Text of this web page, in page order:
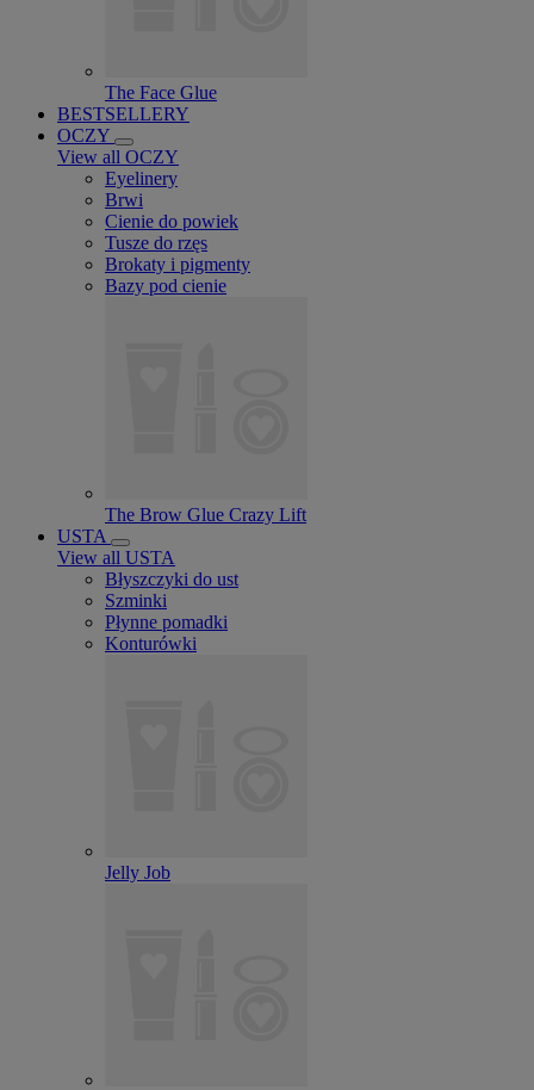
The Face Glue
BESTSELLERY
OCZY
View all OCZY
Eyelinery
Brwi
Cienie do powiek
Tusze do rzęs
Brokaty i pigmenty
Bazy pod cienie
The Brow Glue Crazy Lift
USTA
View all USTA
Błyszczyki do ust
Szminki
Płynne pomadki
Konturówki
Jelly Job